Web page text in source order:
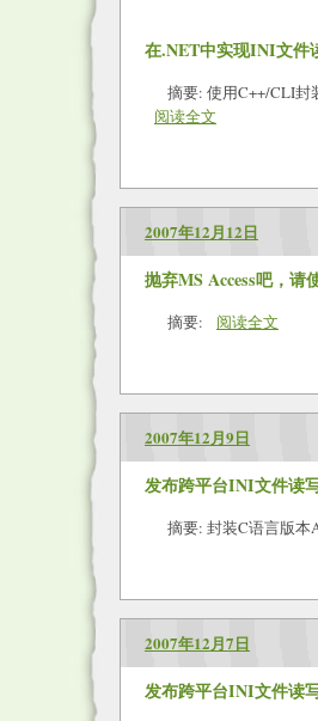
在.NET中实现INI文件
摘要: 使用C++/CLI封
阅读全文
2007年12月12日
抛弃MS Access吧，请
摘要: 阅读全文
2007年12月9日
发布跨平台INI文件读
摘要: 封装C语言版本
2007年12月7日
发布跨平台INI文件读